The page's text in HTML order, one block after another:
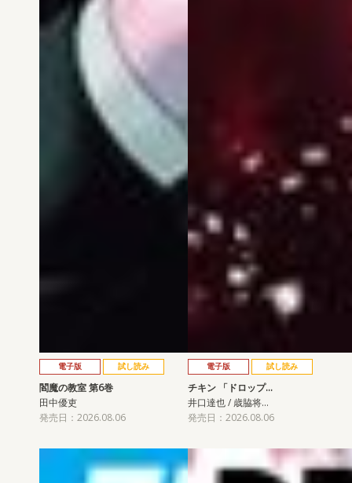
電子版 試し読み
閻魔の教室 第6巻
田中優吏
発売日：2026.08.06
電子版 試し読み
チキン 「ドロップ…
井口達也 / 歳脇将…
発売日：2026.08.06